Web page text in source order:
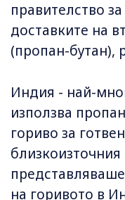
правителство
доставките на
(пропан-бутан),
Индия - най-
използва
гориво за
близкоизточния
на горивото в